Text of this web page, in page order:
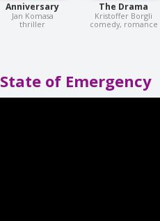
Anniversary
Jan Komasa
thriller
The Drama
Kristoffer Borgli
comedy, romance
State of Emergency